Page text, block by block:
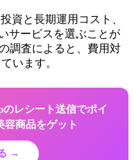
資と長期運用コスト、
サービスを選ぶことが
調査によると、費用対
います。
レシート送信でポイ
容商品をゲット
→